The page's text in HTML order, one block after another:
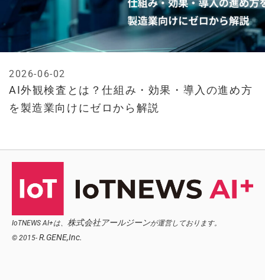
AI外観検査とは？仕組み・効果・導入の進め方
を製造業向けにゼロから解説
2026-06-02
IoTNEWS AI+は、 株式会社アールジーンが運営しております。
© 2015- R.GENE,Inc.